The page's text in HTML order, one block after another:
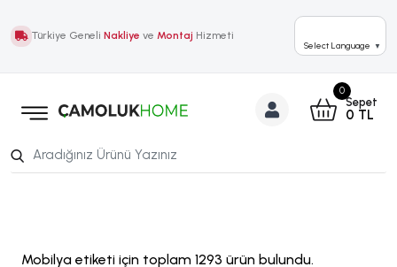
Türkiye Geneli Nakliye ve Montaj Hizmeti
Select Language ▼
0
Sepet
0 TL
Mobilya etiketi için toplam 1293 ürün bulundu.